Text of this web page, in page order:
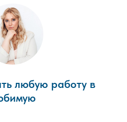
любую работу в